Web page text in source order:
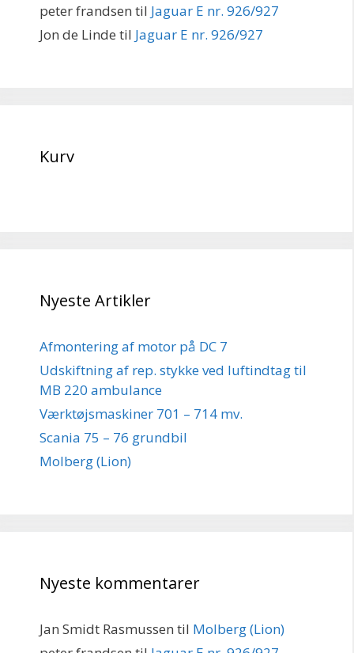
peter frandsen til Jaguar E nr. 926/927
Jon de Linde til Jaguar E nr. 926/927
Kurv
Nyeste Artikler
Afmontering af motor på DC 7
Udskiftning af rep. stykke ved luftindtag til
MB 220 ambulance
Værktøjsmaskiner 701 – 714 mv.
Scania 75 – 76 grundbil
Molberg (Lion)
Nyeste kommentarer
Jan Smidt Rasmussen til Molberg (Lion)